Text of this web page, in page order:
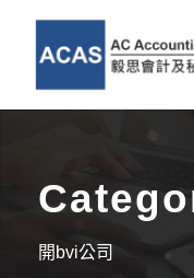
開bvi公司